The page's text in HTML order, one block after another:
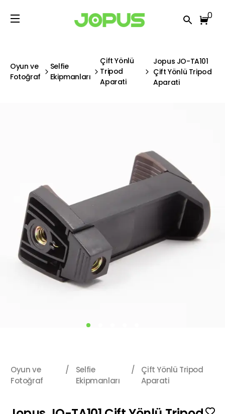
0
Oyun ve
Fotoğraf
Selfie
Ekipmanları
Çift Yönlü
Tripod
Aparati
Jopus JO-TA101
Çift Yönlü Tripod
Aparati
Oyun ve
Fotoğraf
/
Selfie
Ekipmanları
/
Çift Yönlü Tripod
Aparati